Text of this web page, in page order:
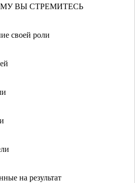
ВЫ СТРЕМИТЕСЬ
своей роли
на результат